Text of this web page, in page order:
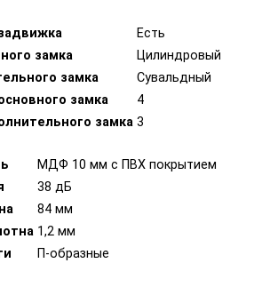
Есть
замка
Цилиндровый
замка
Сувальдный
замка
4
замка 3
МДФ 10 мм с ПВХ покрытием
38 дБ
84 мм
1,2 мм
П-образные